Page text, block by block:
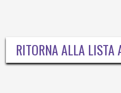
RITORNA ALLA LISTA